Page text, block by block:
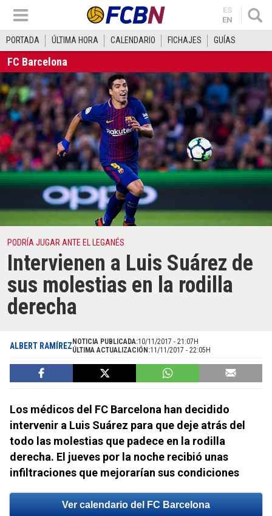
ES
EN
PORTADA ÚLTIMA HORA CALENDARIO FICHAJES GUÍAS
FC Barcelona
PODRÍA JUGAR ANTE EL LEGANÉS
Intervienen a Luis Suárez de
sus molestias en la rodilla
derecha
ALBERT RAMÍREZ NOTICIA PUBLICADA:10/11/2017 - 21:07H
ÚLTIMA ACTUALIZACIÓN:11/11/2017 - 22:05H
Los médicos del FC Barcelona han decidido
intervenir a Luis Suárez para que deje atrás del
todo las molestias que padece en la rodilla
derecha. El jueves por la noche recibió unas
infiltraciones que mejorarían sus condiciones
Ver calendario del FC Barcelona